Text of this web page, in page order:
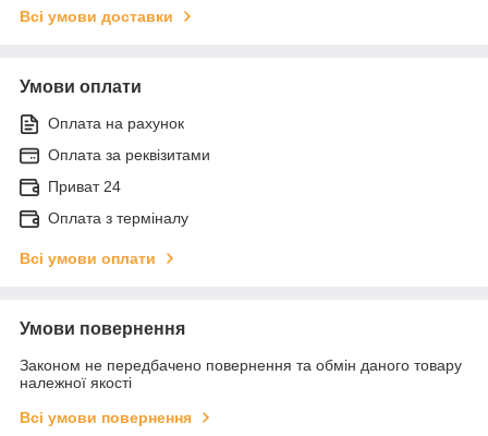
Всі умови доставки
Умови оплати
Оплата на рахунок
Оплата за реквізитами
Приват 24
Оплата з терміналу
Всі умови оплати
Умови повернення
Законом не передбачено повернення та обмін даного товару
належної якості
Всі умови повернення